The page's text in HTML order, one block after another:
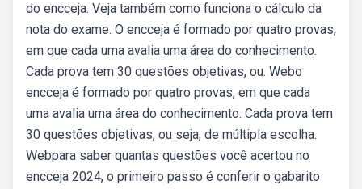
do encceja. Veja também como funciona o cálculo da
nota do exame. O encceja é formado por quatro provas,
em que cada uma avalia uma área do conhecimento.
Cada prova tem 30 questões objetivas, ou. Webo
encceja é formado por quatro provas, em que cada
uma avalia uma área do conhecimento. Cada prova tem
30 questões objetivas, ou seja, de múltipla escolha.
Webpara saber quantas questões você acertou no
encceja 2024, o primeiro passo é conferir o gabarito